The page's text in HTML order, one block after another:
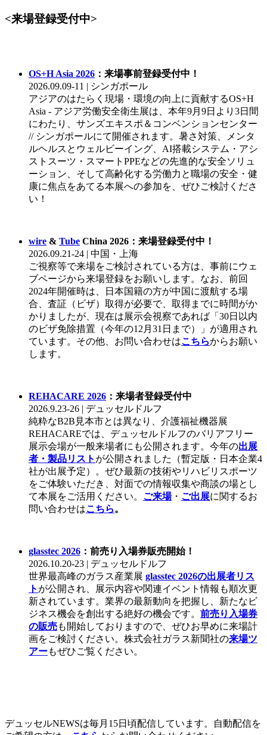
<来場登録受付中>
OS+H Asia 2026 ：来場事前登録受付中！
2026.09.09-11 | シンガポール
アジアのはたらく現場・環境の向上に貢献するOS+H
Asia - アジア労働安全衛生展は、本年9月9日より3日間
にわたり、サンズエキスポ＆コンベンションセンター
// シンガポールにて開催されます。暑さ対策、メンタ
ルヘルスとウェルビーイング、AI搭載システム・アシ
ストスーツ・スマートPPEなどの先進的な安全ソリュ
ーション、そして高齢化する労働力と職場の安全・健
康に焦点をあてる本展への参加を、ぜひご検討くださ
い！
wire & Tube China 2026：来場登録受付中！
2026.09.21-24 | 中国・上海
ご視察等で来場をご検討されている方は、事前にウェ
ブページから来場登録をお願いします。なお、前回
2024年開催時は、日本国籍の方が中国に渡航する場
合、査証（ビザ）取得が必要で、取得までに時間がか
かりましたが、現在は展示会視察であれば「30日以内
のビザ免除措置（今年の12月31日まで）」が適用され
ています。その他、お問い合わせはこちらからお願い
します。
REHACARE 2026 ：来場者登録受付中
2026.9.23-26 | デュッセルドルフ
純粋なB2B見本市とは異なり、介護福祉機器展
REHACAREでは、デュッセルドルフのバリアフリー
展示会場が一般来場者にも公開されます。今年の出展
者・製品リスト が公開されました（暫定版・日本企業4
社が出展予定）。ぜひ最新の技術やリハビリスポーツ
をご体験いただき、対面での情報収集や商談の場とし
て本展をご活用ください。 ご来場・ ご出展に関するお
問い合わせはこちら。
glasstec 2026 ：前売り入場券販売開始！
2026.10.20-23 | デュッセルドルフ
世界最高峰のガラス産業展 glasstec 2026の出展者リス
ト が公開され、展示内容や関連イベント情報も順次更
新されています。業界の最新動向を把握し、新たなビ
ジネス機会を創出する絶好の機会です。 前売り入場券
の販売も開始しておりますので、ぜひお早めに来場計
画をご検討ください。株式会社ガラス新聞社の来場ツ
アーもぜひご覧ください。
デュッセルNEWSは毎月15日頃配信しています。自動配信を